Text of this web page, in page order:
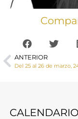
ANTERIOR
CALENDARIO